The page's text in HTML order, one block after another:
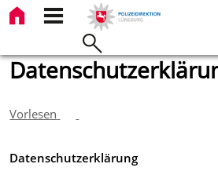
Vorlesen
Datenschutzerklärung